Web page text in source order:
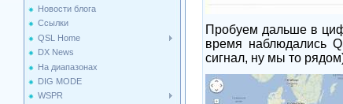
Новости блога
Ссылки
QSL Home
DX News
На диапазонах
DIG MODE
WSPR
Пробуем дальше в
время наблюдались
сигнал, ну мы то